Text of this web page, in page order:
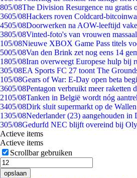
805/08The Division Resurgence nu gratis
3605/08Hackers roven Coldcard-
4505/08Doorwerken na AOW-leeftijd
3805/08Vinted-foto's van vrouwen
105/08Nieuwe XBOX Game Pass titels
5005/08Van den Brink zet nog eens 14
1805/08Iran overweegt Europese hulp bij
305/08EA Sports FC 27 toont The
105/08Gears of War: E-Day open beta
3605/08Pentagon verbruikt meer raketten
2105/08Tanken in België wordt nóg
3405/08Dirk sluit supermarkt op de
1305/08Nederlander (23) aangehouden in
305/08Gedurfd NEC blijft overeind bij
Actieve items
Actieve items
Scrollbar gebruiken
opslaan